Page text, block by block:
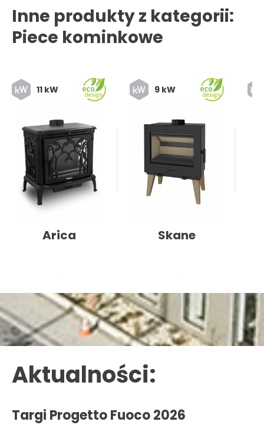
Inne produkty z kategorii:
Piece kominkowe
11 kW
Arica
9 kW
Skane
Aktualności:
Targi Progetto Fuoco 2026